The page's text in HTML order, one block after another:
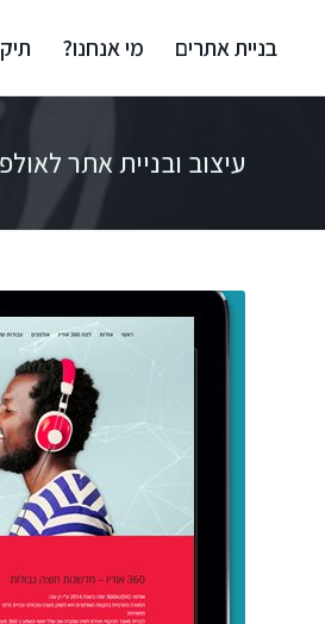
בניית אתרים מי אנחנו?
עיצוב ובניית אתר